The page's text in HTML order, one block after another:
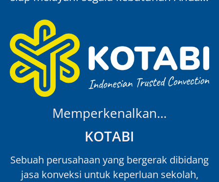
Memperkenalkan…
KOTABI
Sebuah perusahaan yang bergerak dibidang
jasa konveksi untuk keperluan sekolah,